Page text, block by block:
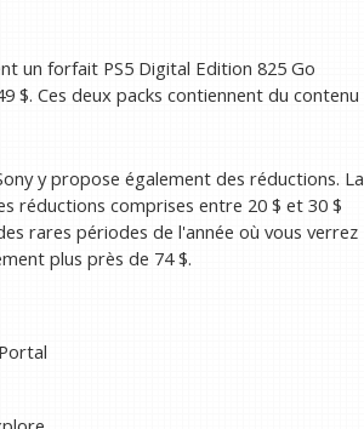
un forfait PS5 Digital Edition 825 Go
$. Ces deux packs contiennent du contenu
y propose également des réductions. La
réductions comprises entre 20 $ et 30 $
rares périodes de l'année où vous verrez
plus près de 74 $.